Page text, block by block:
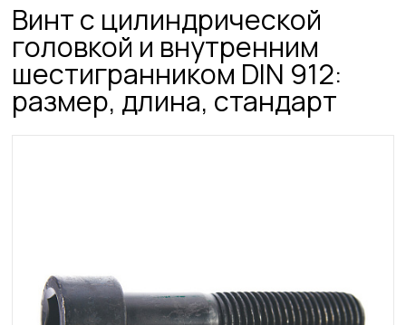
Винт с цилиндрической
головкой и внутренним
шестигранником DIN 912:
размер, длина, стандарт